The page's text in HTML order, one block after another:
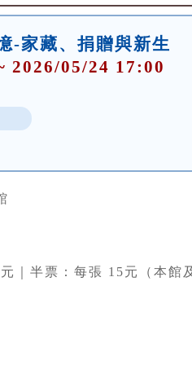
-家藏、捐贈與新生
2026/05/24 17:00
｜半票：每張 15元（本館